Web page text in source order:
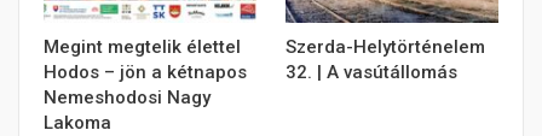
Megint megtelik élettel
Hodos – jön a kétnapos
Nemeshodosi Nagy
Lakoma
Szerda-Helytörténelem
32. | A vasútállomás